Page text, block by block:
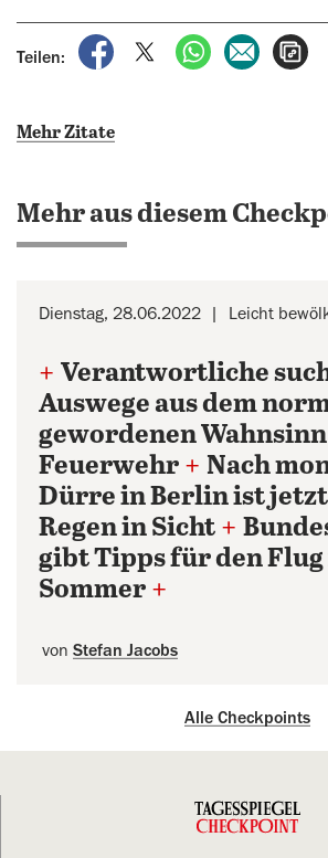
Teilen:
auf Facebook teilen
auf X teilenper WhatsApp
per E-
Mehr Zitate
Mehr aus diesem
Dienstag, 28.06.2022 Leicht
+ Verantwortliche
Auswege aus dem
gewordenen
Feuerwehr + Nach
Dürre in Berlin ist
Regen in Sicht +
gibt Tipps für den
Sommer +
von Stefan Jacobs
Alle Checkpoints